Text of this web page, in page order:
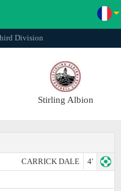
Division
Stirling Albion
CARRICK DALE
4'